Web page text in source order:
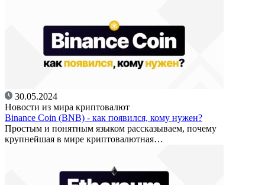
30.05.2024
Новости из мира криптовалют
Binance Coin (BNB) - как появился, кому нужен?
Простым и понятным языком рассказываем, почему
крупнейшая в мире криптовалютная…